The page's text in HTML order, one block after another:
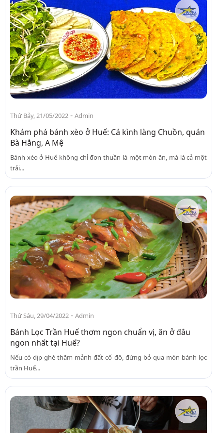
Thứ Bảy, 21/05/2022 - Admin
Khám phá bánh xèo ở Huế: Cá kình làng Chuồn, quán
Bà Hằng, A Mệ
Bánh xèo ở Huế không chỉ đơn thuần là một món ăn, mà là cả một
trải...
Thứ Sáu, 29/04/2022 - Admin
Bánh Lọc Trần Huế thơm ngon chuẩn vị, ăn ở đâu
ngon nhất tại Huế?
Nếu có dịp ghé thăm mảnh đất cố đô, đừng bỏ qua món bánh lọc
trần Huế...